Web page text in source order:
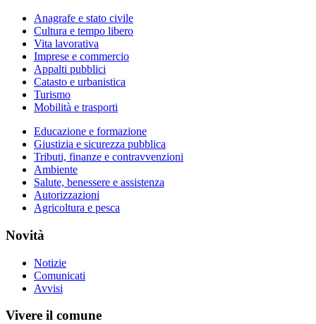
Anagrafe e stato civile
Cultura e tempo libero
Vita lavorativa
Imprese e commercio
Appalti pubblici
Catasto e urbanistica
Turismo
Mobilità e trasporti
Educazione e formazione
Giustizia e sicurezza pubblica
Tributi, finanze e contravvenzioni
Ambiente
Salute, benessere e assistenza
Autorizzazioni
Agricoltura e pesca
Novità
Notizie
Comunicati
Avvisi
Vivere il comune